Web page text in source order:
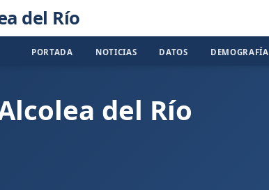
del Río
PORTADA NOTICIAS DATOS DEMOGRAFÍA
del Río